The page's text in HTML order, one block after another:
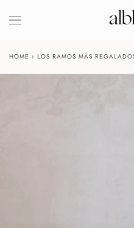
HOME › LOS RAMOS MÁS